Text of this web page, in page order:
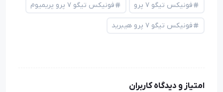
فونیکس تیگو ۷ پرو فونیکس تیگو ۷ پرو پریمیوم
فونیکس تیگو ۷ پرو هیبرید
امتیاز و دیدگاه کاربران